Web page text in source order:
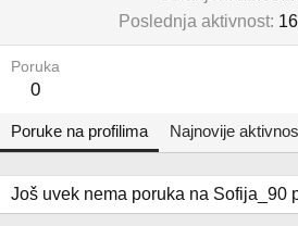
Poslednja aktivnost
Poruka
0
Poruke na profilima Najnovije
Još uvek nema poruka na Sofija_90